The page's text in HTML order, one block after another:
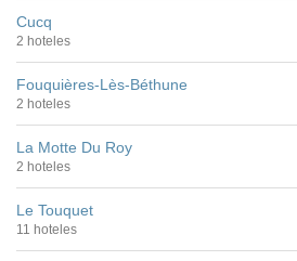
Cucq
2 hoteles
Fouquières-Lès-Béthune
2 hoteles
La Motte Du Roy
2 hoteles
Le Touquet
11 hoteles